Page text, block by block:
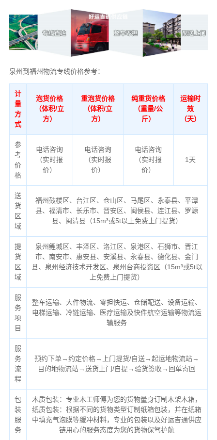
泉州到福州物流专线价格参考：
计
量
方
式
泡货价格
（体积/立
方）
重泡货价格
（体积/立
方）
纯重货价格
（重量/公
斤）
运输时
效
（天）
参
考
价
格
电话咨询
（实时报
价）
电话咨询
（实时报
价）
电话咨询
（实时报
价）
1天
送
货
区
域
福州鼓楼区、台江区、仓山区、马尾区、永泰县、平潭
县、福清市、长乐市、晋安区、闽侯县、连江县、罗源
县、闽清县（15m³或5t以上免费上门提货）
提
货
区
域
泉州鲤城区、丰泽区、洛江区、泉港区、石狮市、晋江
市、南安市、惠安县、安溪县、永春县、德化县、金门
县、泉州经济技术开发区、泉州台商投资区（15m³或5t以
上免费上门提货）
服
务
项
目
整车运输、大件物流、零担快运、仓储配送、设备运输、
电梯运输、冷链运输、医疗运输及快件航空运输等物流运
输服务
服
务
流
程
预约下单→约定价格→上门提货/自送→起运地物流站→
目的地物流站→送货上门/自提→验货签收→回单寄回
包
装
服
务
木质包装：专业木工师傅为您的货物量身订制木架木箱，
纸质包装：根据不同的货物类型订制纸箱包装，并在纸箱
中填充气泡膜等缓冲材料，专业的包装以及好运吉通供应
链用心的服务态度为您的货物保驾护航